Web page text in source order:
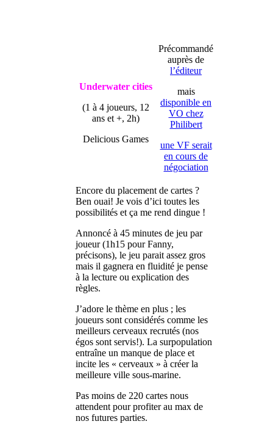
Underwater cities
(1 à 4 joueurs, 12
ans et +, 2h)
Delicious Games
Précommandé
auprès de
l’éditeur
mais
disponible en
VO chez
Philibert
une VF serait
en cours de
négociation
Encore du placement de cartes ?
Ben ouai! Je vois d’ici toutes les
possibilités et ça me rend dingue !
Annoncé à 45 minutes de jeu par
joueur (1h15 pour Fanny,
précisons), le jeu parait assez gros
mais il gagnera en fluidité je pense
à la lecture ou explication des
règles.
J’adore le thème en plus ; les
joueurs sont considérés comme les
meilleurs cerveaux recrutés (nos
égos sont servis!). La surpopulation
entraîne un manque de place et
incite les « cerveaux » à créer la
meilleure ville sous-marine.
Pas moins de 220 cartes nous
attendent pour profiter au max de
nos futures parties.